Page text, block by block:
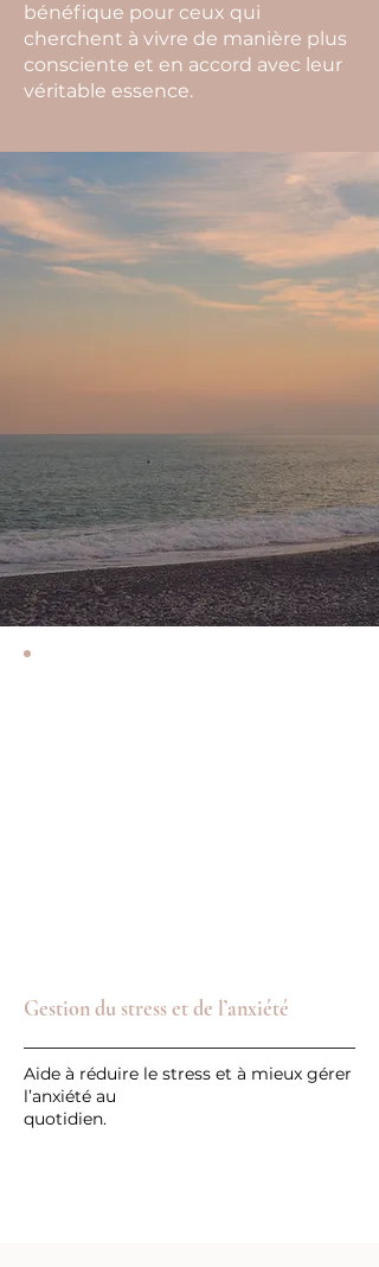
bénéfique pour ceux qui
cherchent à vivre de manière plus
consciente et en accord avec leur
véritable essence.
Gestion du stress et de l’anxiété
Aide à réduire le stress et à mieux gérer
l’anxiété au
quotidien.